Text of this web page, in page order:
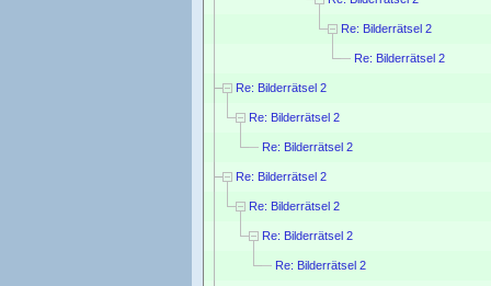
Re: Bilderrätsel 2
Re: Bilderrätsel 2
Re: Bilderrätsel 2
Re: Bilderrätsel 2
Re: Bilderrätsel 2
Re: Bilderrätsel 2
Re: Bilderrätsel 2
Re: Bilderrätsel 2
Re: Bilderrätsel 2